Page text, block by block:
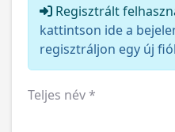
Regisztrált
kattintson ide a
regisztráljon egy új
Teljes név*